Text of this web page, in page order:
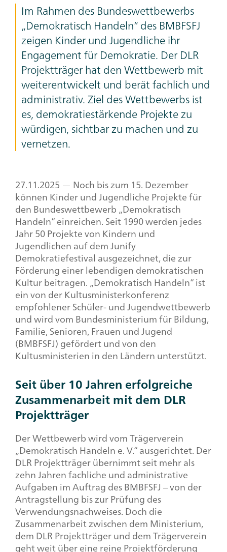
Teaser
Text
Im Rahmen des Bundeswettbewerbs
„Demokratisch Handeln“ des BMBFSFJ
zeigen Kinder und Jugendliche ihr
Engagement für Demokratie. Der DLR
Projektträger hat den Wettbewerb mit
weiterentwickelt und berät fachlich und
administrativ. Ziel des Wettbewerbs ist
es, demokratiestärkende Projekte zu
würdigen, sichtbar zu machen und zu
vernetzen.
27.11.2025 — Noch bis zum 15. Dezember
können Kinder und Jugendliche Projekte für
den Bundeswettbewerb „Demokratisch
Handeln“ einreichen. Seit 1990 werden jedes
Jahr 50 Projekte von Kindern und
Jugendlichen auf demJunify
Demokratiefestival ausgezeichnet, die zur
Förderung einer lebendigen demokratischen
Kultur beitragen. „Demokratisch Handeln“ ist
ein von der Kultusministerkonferenz
empfohlener Schüler- und Jugendwettbewerb
und wird vom Bundesministerium für Bildung,
Familie, Senioren, Frauen und Jugend
(BMBFSFJ) gefördert und von den
Kultusministerien in den Ländern unterstützt.
Seit über 10 Jahren erfolgreiche
Zusammenarbeit mit dem DLR
Projektträger
Der Wettbewerb wird vom Trägerverein
„Demokratisch Handeln e. V.“ ausgerichtet. Der
DLR Projektträger übernimmt seit mehr als
zehn Jahren fachliche und administrative
Aufgaben im Auftrag des BMBFSFJ – von der
Antragstellung bis zur Prüfung des
Verwendungsnachweises. Doch die
Zusammenarbeit zwischen dem Ministerium,
dem DLR Projektträger und dem Trägerverein
geht weit über eine reine Projektförderung